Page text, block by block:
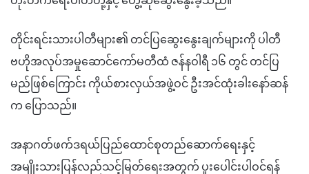
တိုင်းရင်းသားပါတီများ၏ တင်ပြဆွေးနွေးချက်များကို ပါတီ
ဗဟိုအလုပ်အမှုဆောင်ကော်မတီထံ ဇန်နဝါရီ ၁၆ တွင် တင်ပြ
မည်ဖြစ်ကြောင်း ကိုယ်စားလှယ်အဖွဲ့ဝင် ဦးအင်ထုံးခါးနော်ဆန်
က ပြောသည်။
အနာဂတ်ဖက်ဒရယ်ပြည်ထောင်စုတည်ဆောက်ရေးနှင့်
အမျိုးသားပြန်လည်သင့်မြတ်ရေးအတွက် ပူးပေါင်းပါဝင်ရန်